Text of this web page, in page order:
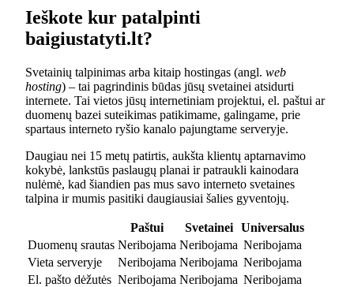
Ieškote kur patalpinti
baigiustatyti.lt?
Svetainių talpinimas arba kitaip hostingas (angl. web
hosting) – tai pagrindinis būdas jūsų svetainei atsidurti
internete. Tai vietos jūsų internetiniam projektui, el. paštui ar
duomenų bazei suteikimas patikimame, galingame, prie
spartaus interneto ryšio kanalo pajungtame serveryje.
Daugiau nei 15 metų patirtis, aukšta klientų aptarnavimo
kokybė, lankstūs paslaugų planai ir patraukli kainodara
nulėmė, kad šiandien pas mus savo interneto svetaines
talpina ir mumis pasitiki daugiausiai šalies gyventojų.
Paštui Svetainei
Universalus
Duomenų srautas Neribojama Neribojama Neribojama
Vieta serveryje
Neribojama Neribojama Neribojama
El. pašto dėžutės Neribojama Neribojama Neribojama